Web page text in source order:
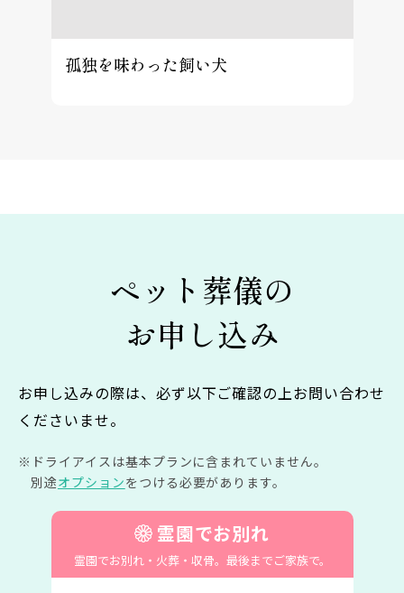
孤独を味わった飼い犬
ペット葬儀の
お申し込み
お申し込みの際は、必ず以下ご確認の上お問い合わせ
くださいませ。
ドライアイスは基本プランに含まれていません。
別途オプションをつける必要があります。
霊園でお別れ
霊園でお別れ・火葬・収骨。 最後までご家族で。